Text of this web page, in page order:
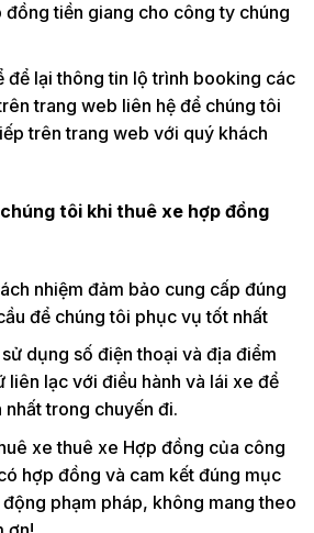
đồng tiền giang cho công ty chúng
để lại thông tin lộ trình booking các
trang web liên hệ để chúng tôi
trên trang web với quý khách
tôi khi thuê xe hợp đồng
nhiệm đảm bảo cung cấp đúng
để chúng tôi phục vụ tốt nhất
dụng số điện thoại và địa điểm
liên lạc với điều hành và lái xe để
trong chuyến đi.
xe thuê xe Hợp đồng của công
hợp đồng và cam kết đúng mục
phạm pháp, không mang theo